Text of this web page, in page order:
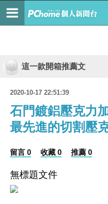
這一款開箱推薦文
2020-10-17 22:51:39
石門鍍鋁壓克力
最先進的切割壓
留言 0 收藏 0 推薦 0
無標題文件